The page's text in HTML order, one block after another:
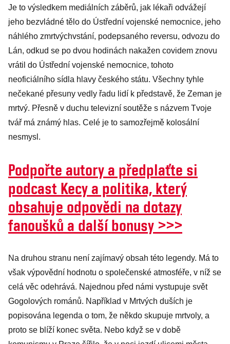
Je to výsledkem mediálních záběrů, jak lékaři odvážejí
jeho bezvládné tělo do Ústřední vojenské nemocnice, jeho
náhlého zmrtvýchvstání, podepsaného reversu, odvozu do
Lán, odkud se po dvou hodinách nakažen covidem znovu
vrátil do Ústřední vojenské nemocnice, tohoto
neoficiálního sídla hlavy českého státu. Všechny tyhle
nečekané přesuny vedly řadu lidí k představě, že Zeman je
mrtvý. Přesně v duchu televizní soutěže s názvem Tvoje
tvář má známý hlas. Celé je to samozřejmě kolosální
nesmysl.
Podpořte autory a předplaťte si
podcast Kecy a politika, který
obsahuje odpovědi na dotazy
fanoušků a další bonusy >>>
Na druhou stranu není zajímavý obsah této legendy. Má to
však výpovědní hodnotu o společenské atmosféře, v níž se
celá věc odehrává. Najednou před námi vystupuje svět
Gogolových románů. Například v Mrtvých duších je
popisována legenda o tom, že někdo skupuje mrtvoly, a
proto se blíží konec světa. Nebo když se v době